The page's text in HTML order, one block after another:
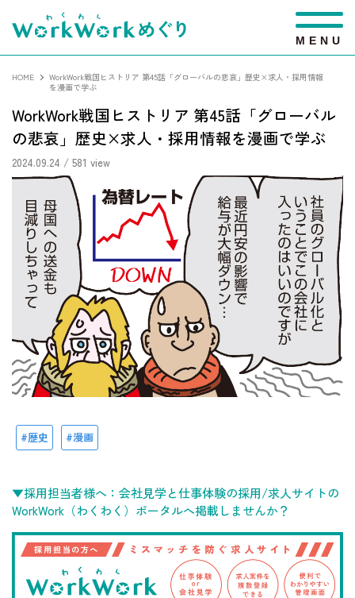
M E N U
HOME
WorkWork戦国ヒストリア 第45話「グローバルの悲哀」歴史×求人・採用情報
を漫画で学ぶ
WorkWork戦国ヒストリア 第45話「グローバル
の悲哀」歴史×求人・採用情報を漫画で学ぶ
2024.09.24 / 581 view
歴史 漫画
▼採用担当者様へ：会社見学と仕事体験の採用/求人サイトの
WorkWork（わくわく）ポータルへ掲載しませんか？